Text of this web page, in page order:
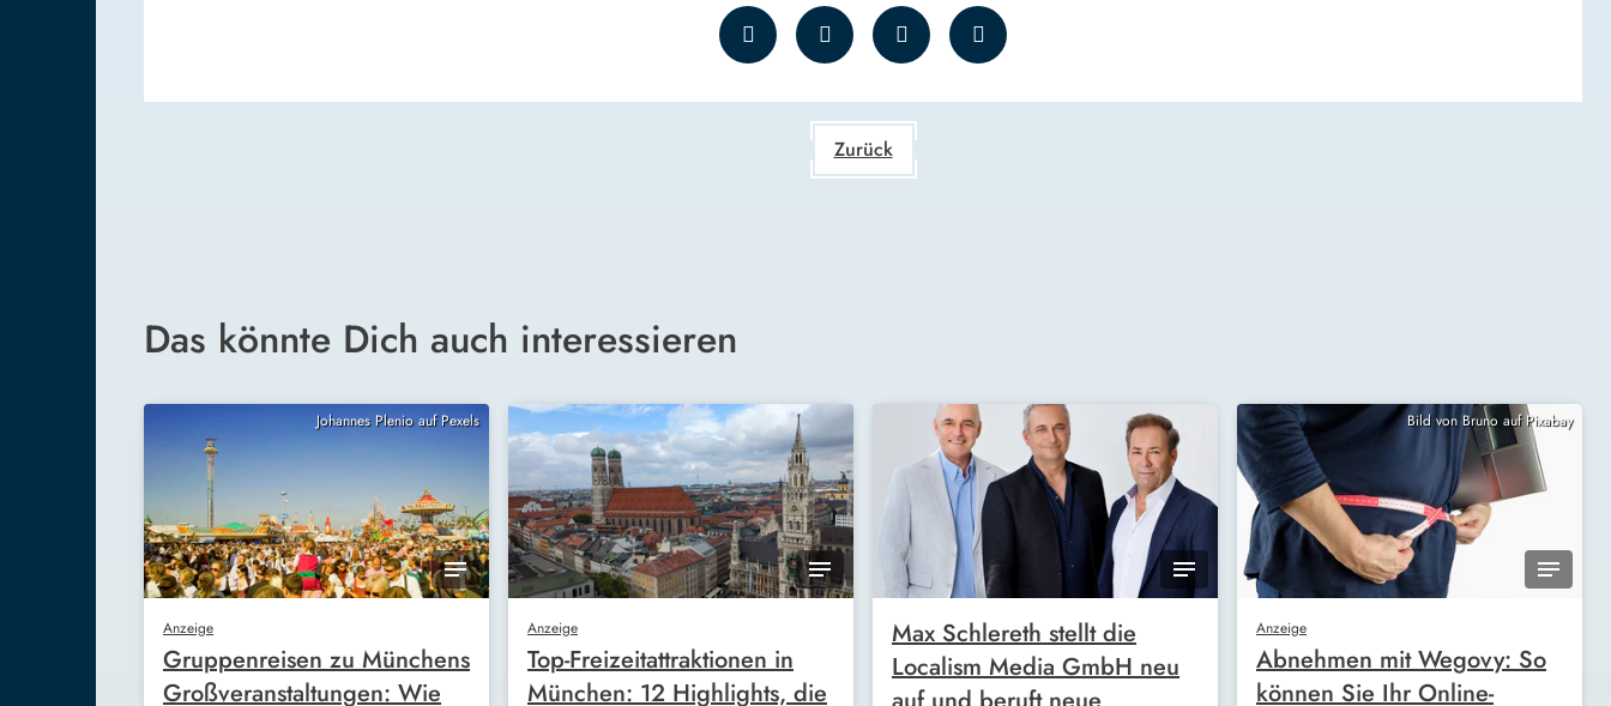
Zurück
Das könnte Dich auch interessieren
Johannes Plenio auf Pexels
Anzeige
Gruppenreisen zu Münchens
Großveranstaltungen: Wie
Anzeige
Top-Freizeitattraktionen in
München: 12 Highlights, die
Max Schlereth stellt die
Localism Media GmbH neu
Bild von Bruno auf Pixabay
Anzeige
Abnehmen mit Wegovy: So
können Sie Ihr Online-